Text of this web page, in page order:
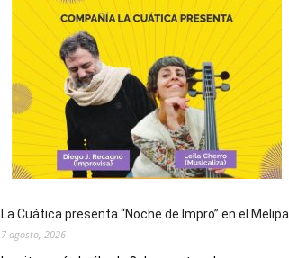
conmemora
el
Día
de
San
Cayetano,
patrono
del
pan
y
trabajo
La Cuática presenta “Noche de Impro” en el Melipal
7 agosto, 2026